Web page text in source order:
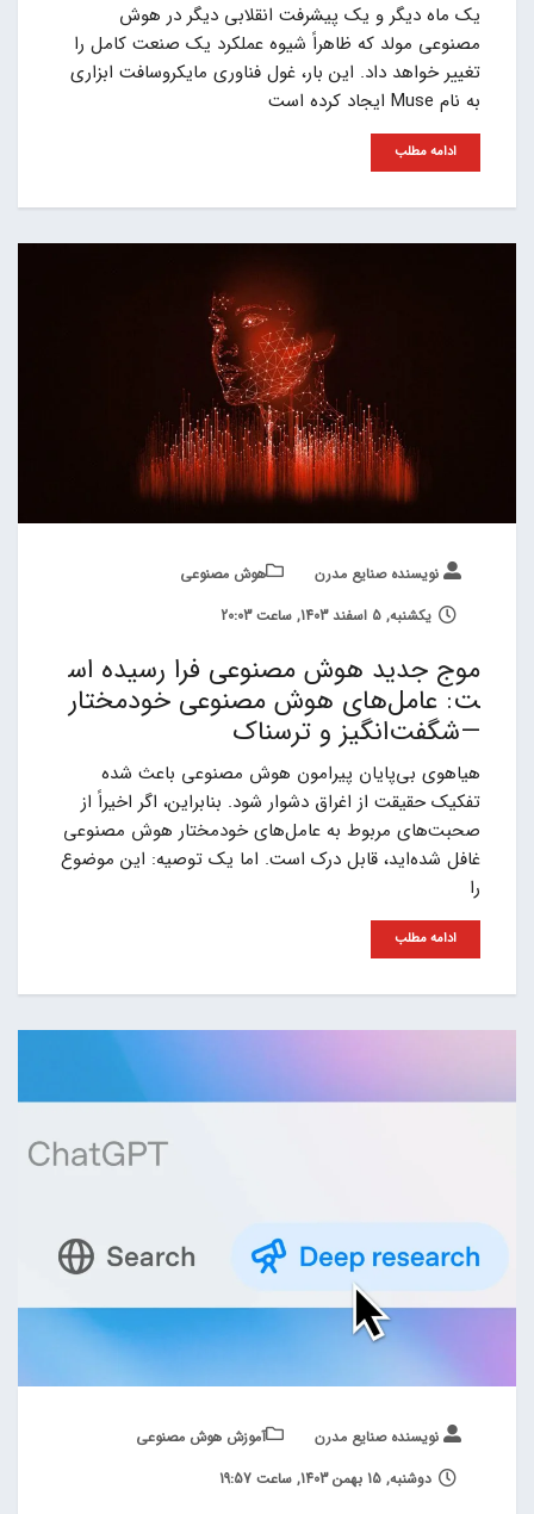
یک ماه دیگر و یک پیشرفت انقلابی دیگر در هوش
مصنوعی مولد که ظاهراً شیوه عملکرد یک صنعت کامل را
تغییر خواهد داد. این بار، غول فناوری مایکروسافت ابزاری
به نام Muse ایجاد کرده است
ادامه مطلب
نویسنده صنایع مدرن
هوش مصنوعی
یکشنبه, 5 اسفند 1403, ساعت 20:03
موج جدید هوش مصنوعی فرا رسیده اس
ت: عامل‌های هوش مصنوعی خودمختار
—شگفت‌انگیز و ترسناک
هیاهوی بی‌پایان پیرامون هوش مصنوعی باعث شده
تفکیک حقیقت از اغراق دشوار شود. بنابراین، اگر اخیراً از
صحبت‌های مربوط به عامل‌های خودمختار هوش مصنوعی
غافل شده‌اید، قابل درک است. اما یک توصیه: این موضوع
را
ادامه مطلب
نویسنده صنایع مدرن
آموزش هوش مصنوعی
دوشنبه, 15 بهمن 1403, ساعت 19:57